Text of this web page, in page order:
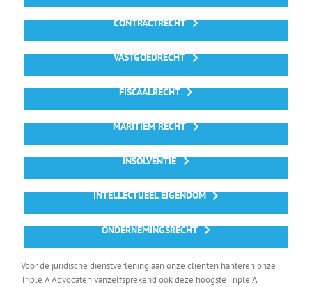
CONTRACTRECHT
VASTGOEDRECHT
FISCAALRECHT
MARITIEM RECHT
INSOLVENTIE
INTELLECTUEEL EIGENDOM
ONDERNEMINGSRECHT
Voor de juridische dienstverlening aan onze cliënten hanteren onze
Triple A Advocaten vanzelfsprekend ook deze hoogste Triple A